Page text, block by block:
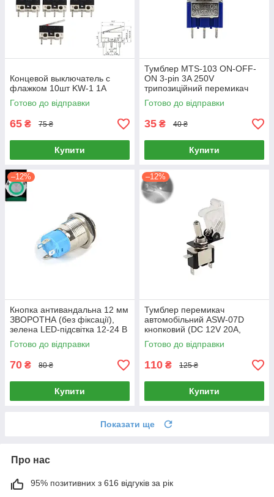
Концевой выключатель с
флажком 10шт KW-1 1А
Готово до відправки
65 ₴ 75 ₴
Купити
Тумблер MTS-103 ON-OFF-
ON 3-pin 3A 250V
трипозиційний перемикач
(SPDT)
Готово до відправки
35 ₴ 40 ₴
Купити
–12%
Кнопка антивандальна 12 мм
ЗВОРОТНА (без фіксації),
зелена LED-підсвітка 12-24 В
(12C-P10D)
Готово до відправки
70 ₴ 80 ₴
Купити
–12%
Тумблер перемикач
автомобільний ASW-07D
кнопковий (DC 12V 20A,
SPST, з білим підсвічуванням
та прозорою захисною
кришкою)
Готово до відправки
110 ₴ 125 ₴
Купити
Показати ще
Про нас
95% позитивних з 616 відгуків за рік